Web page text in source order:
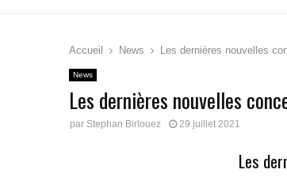
Accueil News Les dernières nouvelles
News
Les dernières nouvelles
par Stephan Birlouez 29 juillet 2021
Les